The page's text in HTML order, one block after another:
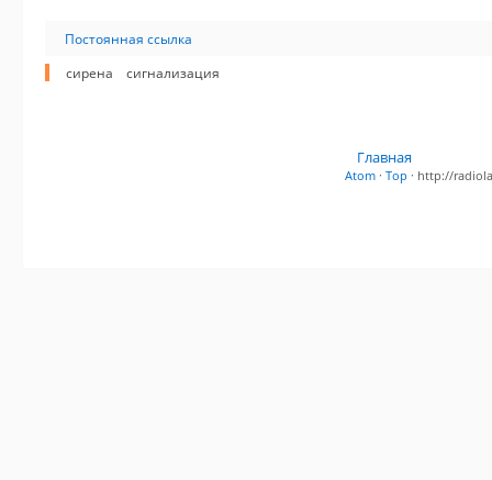
Постоянная ссылка
сирена
сигнализация
Главная
Atom · Top · http://